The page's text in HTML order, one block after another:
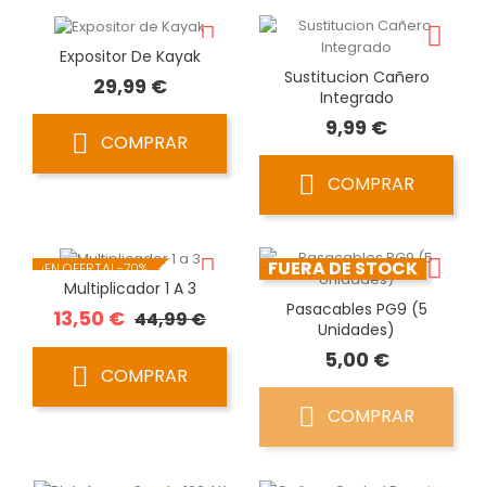
Expositor De Kayak
29,99 €Precio
COMPRAR
Sustitucion Cañero
Integrado
9,99 €Precio
COMPRAR
¡EN OFERTA!-70%
Multiplicador 1 A 3
13,50 € Precio
44,99 €Precio
COMPRAR
FUERA DE STOCK
Pasacables PG9 (5
Unidades)
5,00 €Precio
COMPRAR